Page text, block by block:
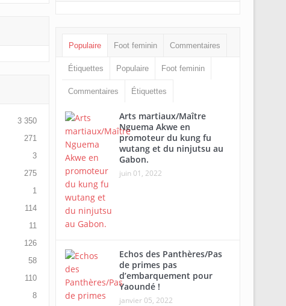
3 350
271
3
275
1
114
11
126
58
110
8
Populaire Foot feminin Commentaires
Étiquettes Populaire Foot feminin
Commentaires Étiquettes
Arts martiaux/Maître
Nguema Akwe en
promoteur du kung fu
wutang et du ninjutsu au
Gabon.
juin 01, 2022
Echos des Panthères/Pas
de primes pas
d’embarquement pour
Yaoundé !
janvier 05, 2022